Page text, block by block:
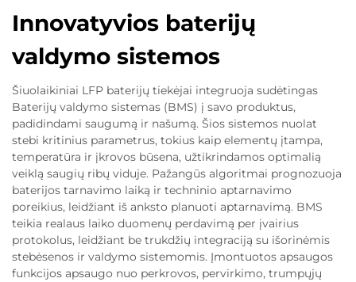
Innovatyvios baterijų
valdymo sistemos
Šiuolaikiniai LFP baterijų tiekėjai integruoja sudėtingas
Baterijų valdymo sistemas (BMS) į savo produktus,
padidindami saugumą ir našumą. Šios sistemos nuolat
stebi kritinius parametrus, tokius kaip elementų įtampa,
temperatūra ir įkrovos būsena, užtikrindamos optimalią
veiklą saugių ribų viduje. Pažangūs algoritmai prognozuoja
baterijos tarnavimo laiką ir techninio aptarnavimo
poreikius, leidžiant iš anksto planuoti aptarnavimą. BMS
teikia realaus laiko duomenų perdavimą per įvairius
protokolus, leidžiant be trukdžių integraciją su išorinėmis
stebėsenos ir valdymo sistemomis. Įmontuotos apsaugos
funkcijos apsaugo nuo perkrovos, pervirkimo, trumpųjų